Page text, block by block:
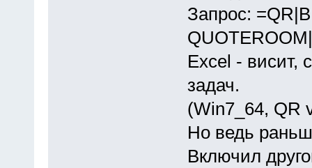
Запрос:
Excel - висит,
задач.
(Win7_64, QR
Но ведь
Включил